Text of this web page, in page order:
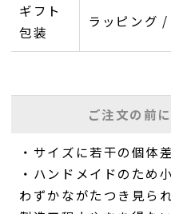
ギフト
包装
ラッピング
ご注文の前
・サイズに若干の個体
・ハンドメイドのため
わずかながたつき見ら